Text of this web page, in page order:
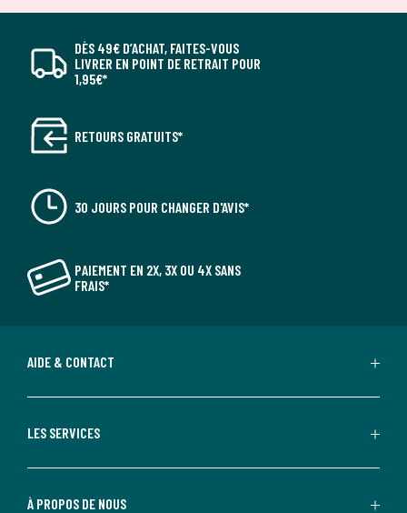
DÈS 49€ D’ACHAT, FAITES-VOUS
LIVRER EN POINT DE RETRAIT POUR
1,95€*
RETOURS GRATUITS*
30 JOURS POUR CHANGER D'AVIS*
PAIEMENT EN 2X, 3X OU 4X SANS
FRAIS*
AIDE & CONTACT
LES SERVICES
À PROPOS DE NOUS